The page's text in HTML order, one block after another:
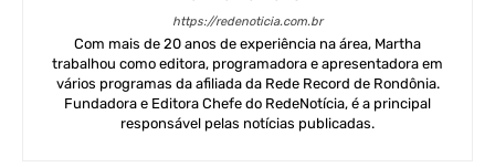
https://redenoticia.com.br
Com mais de 20 anos de experiência na área, Martha
trabalhou como editora, programadora e apresentadora em
vários programas da afiliada da Rede Record de Rondônia.
Fundadora e Editora Chefe do RedeNotícia, é a principal
responsável pelas notícias publicadas.